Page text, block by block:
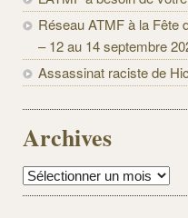
Réseau ATMF à la Fête
– 12 au 14 septembre
Assassinat raciste de
Archives
Archives